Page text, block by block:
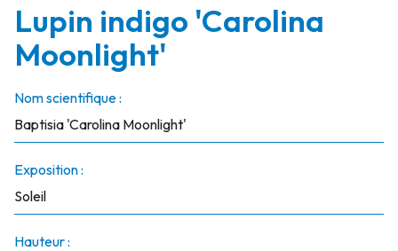
Lupin indigo 'Carolina
Moonlight'
Nom scientifique :
Baptisia 'Carolina Moonlight'
Exposition :
Soleil
Hauteur :